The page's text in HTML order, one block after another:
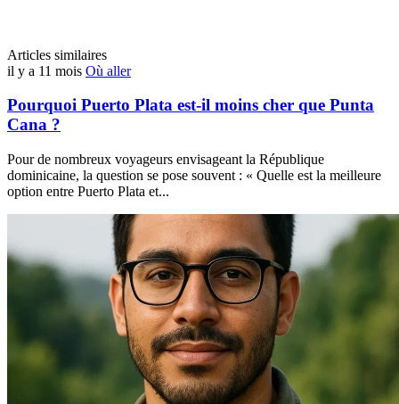
Articles similaires
il y a 11 mois Où aller
Pourquoi Puerto Plata est-il moins cher que Punta
Cana ?
Pour de nombreux voyageurs envisageant la République
dominicaine, la question se pose souvent : « Quelle est la meilleure
option entre Puerto Plata et...